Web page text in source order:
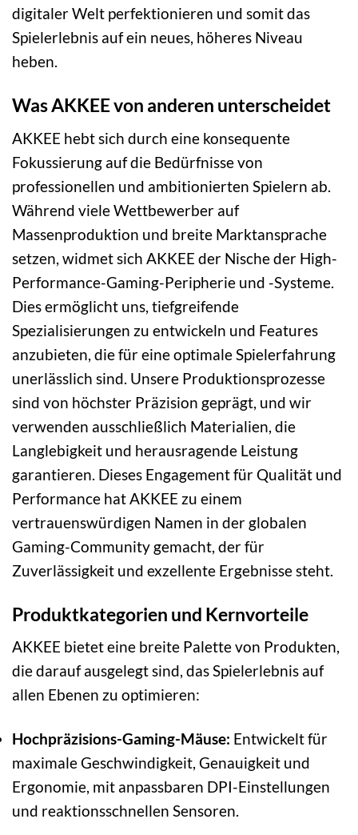
digitaler Welt perfektionieren und somit das
Spielerlebnis auf ein neues, höheres Niveau
heben.
Was AKKEE von anderen unterscheidet
AKKEE hebt sich durch eine konsequente
Fokussierung auf die Bedürfnisse von
professionellen und ambitionierten Spielern ab.
Während viele Wettbewerber auf
Massenproduktion und breite Marktansprache
setzen, widmet sich AKKEE der Nische der High-
Performance-Gaming-Peripherie und -Systeme.
Dies ermöglicht uns, tiefgreifende
Spezialisierungen zu entwickeln und Features
anzubieten, die für eine optimale Spielerfahrung
unerlässlich sind. Unsere Produktionsprozesse
sind von höchster Präzision geprägt, und wir
verwenden ausschließlich Materialien, die
Langlebigkeit und herausragende Leistung
garantieren. Dieses Engagement für Qualität und
Performance hat AKKEE zu einem
vertrauenswürdigen Namen in der globalen
Gaming-Community gemacht, der für
Zuverlässigkeit und exzellente Ergebnisse steht.
Produktkategorien und Kernvorteile
AKKEE bietet eine breite Palette von Produkten,
die darauf ausgelegt sind, das Spielerlebnis auf
allen Ebenen zu optimieren:
Hochpräzisions-Gaming-Mäuse: Entwickelt für
maximale Geschwindigkeit, Genauigkeit und
Ergonomie, mit anpassbaren DPI-Einstellungen
und reaktionsschnellen Sensoren.